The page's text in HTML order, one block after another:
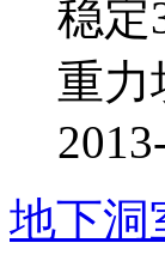
稳定
重力
地下洞